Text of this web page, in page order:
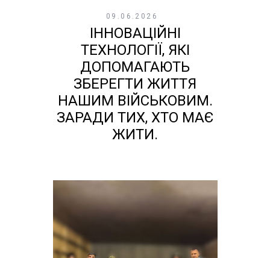
09.06.2026
ІННОВАЦІЙНІ
ТЕХНОЛОГІЇ, ЯКІ
ДОПОМАГАЮТЬ
ЗБЕРЕГТИ ЖИТТЯ
НАШИМ ВІЙСЬКОВИМ.
ЗАРАДИ ТИХ, ХТО МАЄ
ЖИТИ.